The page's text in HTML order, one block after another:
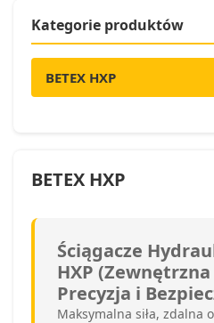
Kategorie produktów
BETEX HXP
BETEX HXP
Ściągacze
HXP
Precyzja i
Maksymalna siła, zdalna